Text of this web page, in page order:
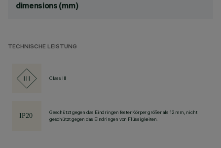
dimensions (mm)
TECHNISCHE LEISTUNG
Class III
Geschützt gegen das Eindringen fester Körper größer als 12 mm, nicht
geschützt gegen das Eindringen von Flüssigkeiten.